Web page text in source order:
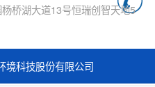
桥湖大道13号恒瑞创智天地5
境科技股份有限公司